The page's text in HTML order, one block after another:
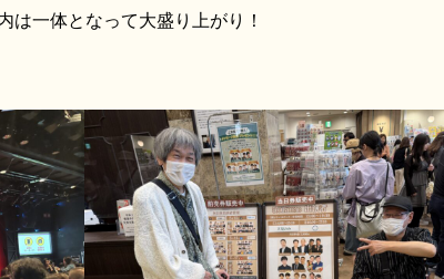
は一体となって大盛り上がり！